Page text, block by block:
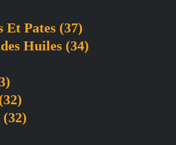
Et Pates (37)
Huiles (34)
(32)
(32)